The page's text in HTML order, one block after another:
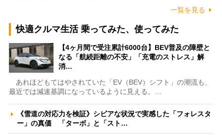
一覧を見る
快適クルマ生活 乗ってみた、使ってみた
【4ヶ月間で受注累計6000台】BEV普及の障壁と
なる「航続距離の不安」「充電のストレス」解
消…
あれほどもてはやされていた「EV（BEV）シフト」の潮流も、
最近では減速基調になっているように見える。…
《雪道の対応力を検証》シビアな状況で実感した「フォレスタ
ー」の真価 「ターボ」と「スト…